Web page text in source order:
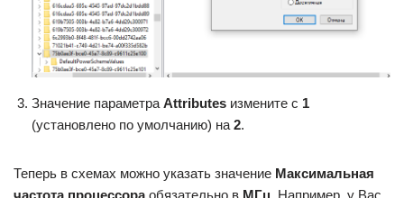
Значение параметра Attributes измените с 1
(установлено по умолчанию) на 2.
Теперь в схемах можно указать значение Максимальная
частота процессораобязательно в МГц. Например, у Вас